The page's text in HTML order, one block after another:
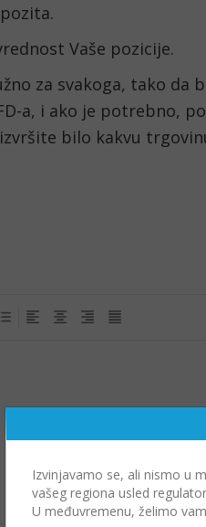
Vaše pozicije.
za svakoga, tako da
a, i ako je potrebno,
bilo kakvu
Izvinjavamo se, ali nismo u
vašeg regiona usled
U međuvremenu, želimo